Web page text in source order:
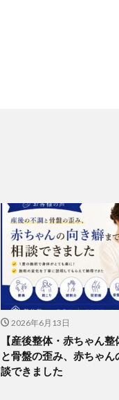
2026年6月13日
【産後整体・赤ちゃん
と骨盤の歪み、赤ちゃん
談できました